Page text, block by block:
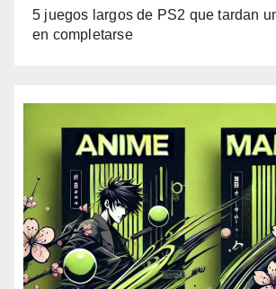
5 juegos largos de PS2 que tardan
en completarse